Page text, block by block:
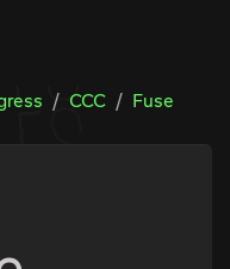
CCC Fuse